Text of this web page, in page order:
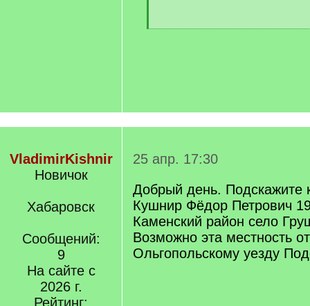
VladimirKishnir
Новичок
Хабаровск
Сообщений:
9
На сайте с
2026 г.
Рейтинг:
25 апр. 17:30
Добрый день. Подскажите
Кушнир Фёдор Петрович
Каменский район село
Возможно эта местность
Ольгопольскому уезду